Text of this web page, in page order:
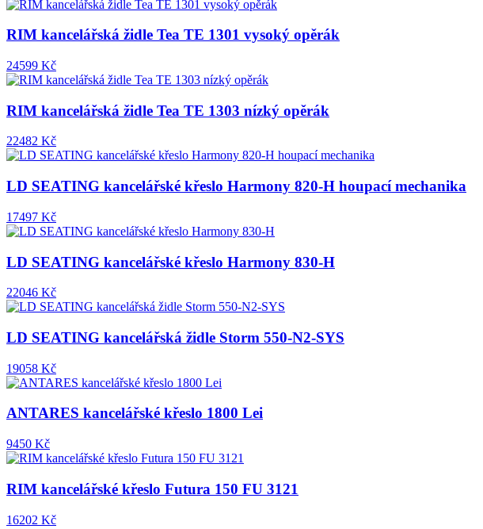
RIM kancelářská židle Tea TE 1301 vysoký opěrák
24599 Kč
RIM kancelářská židle Tea TE 1303 nízký opěrák
22482 Kč
LD SEATING kancelářské křeslo Harmony 820-H houpací mechanika
17497 Kč
LD SEATING kancelářské křeslo Harmony 830-H
22046 Kč
LD SEATING kancelářská židle Storm 550-N2-SYS
19058 Kč
ANTARES kancelářské křeslo 1800 Lei
9450 Kč
RIM kancelářské křeslo Futura 150 FU 3121
16202 Kč